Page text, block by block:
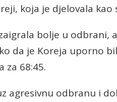
koja je djelovala kao
bolje u odbrani,
da je Koreja uporno
za 68:45.
agresivnu odbranu i